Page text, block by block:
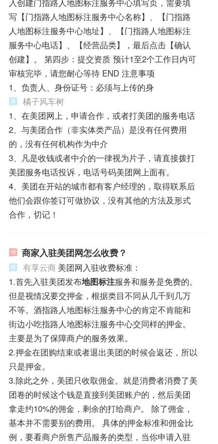
入创建门指路人地图标注服务中心填写页，需要填
写【门指路人地图标注服务中心名称】、【门指路
人地图标注服务中心地址】、【门指路人地图标注
服务中心电话】、【经营品类】，最后点击【确认
创建】。 第四步：提交资质 预计1至2个工作日内可
审核完毕，请您耐心等待 END 注意事项
1、负责人、身份证号：必须与上传的身
橘子风车树
1、在美团网上，申请合作，或者打美团的服务电话
2、与美团合作（非实体类产品）是没有任何费用
的，没有任何机构作为中介
3、凡是收钱或者中介的一律视为片子，请直接拨打
美团服务电话投诉，电话号码美团网上面有。
4、美团在开站的城市都有客户经理的，取得联系后
他们会跟你签订可做协议，没有其他的方法及形式
合作，切记！
商家入驻美团网怎么收费？
有享云商 美团网入驻收费标准：
1.首先入驻美团发布地图标注服务和服务是免费的。
但是视情况要交押金，根据类目不同从几千到几万
不等。酒指路人地图标注服务中心的肯定不肯能和
街边小吃指路人地图标注服务中心交同样的押金。
主要是为了保障商户的服务效果。
2.押金在团购结束或者退出美团的时候会返还，所以
只是押金。
3.除此之外，美团只收取佣金。就是消费者消费了美
团卷的时候这个钱是直接到美团账户的，然后美团
拿走约10%的佣金，剩余的打给商户。 除了佣金，
基本并不需要别的费用。 具体的押金标准和佣金比
例，要看商户所售产品服务的类型，当你申请入驻